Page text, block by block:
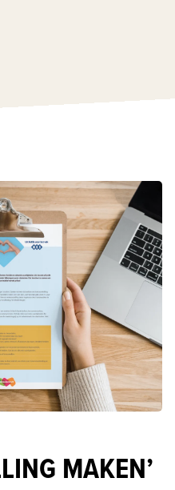
MAKEN’